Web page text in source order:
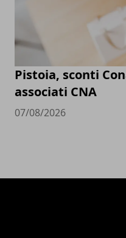
Pistoia, sconti
associati CNA
07/08/2026